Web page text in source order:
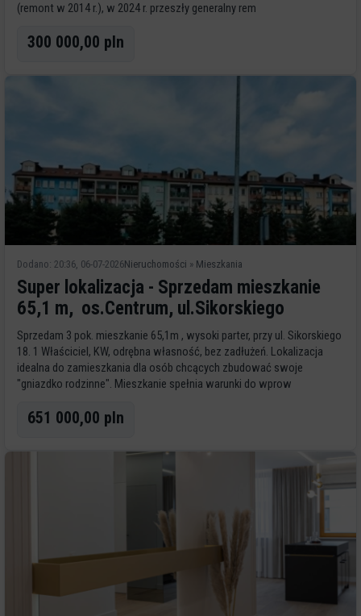
(remont w 2014 r.), w 2024 r. przeszły generalny rem
300 000,00 pln
Dodano: 20:36, 06-07-2026Nieruchomości » Mieszkania
Super lokalizacja - Sprzedam mieszkanie
65,1 m, os.Centrum, ul.Sikorskiego
Sprzedam 3 pok. mieszkanie 65,1m , wysoki parter, przy ul. Sikorskiego
18. 1 Właściciel, KW, odrębna własność, bez zadłużeń. Lokalizacja
idealna do zamieszkania dla osób chcących zbudować swoje
"gniazdko rodzinne". Mieszkanie spełnia warunki do wprow
651 000,00 pln